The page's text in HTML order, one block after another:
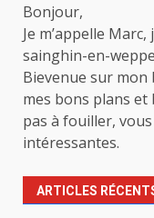
Bonjour,
Je m’appelle
sainghin-en-
Bievenue sur mon
mes bons plans et
pas à fouiller,
intéressantes.
ARTICLES